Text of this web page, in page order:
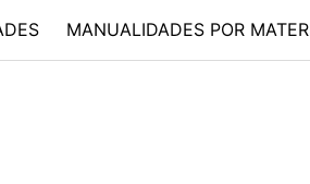
MANUALIDADES POR